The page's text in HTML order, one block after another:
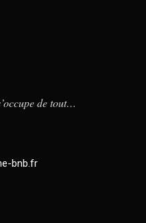
de tout…
bnb.fr